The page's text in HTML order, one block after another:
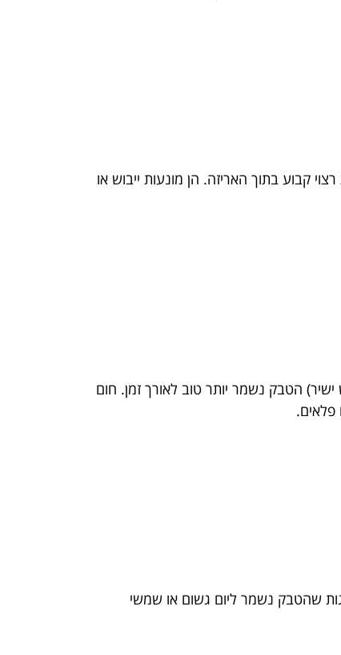
קבוע בתוך האריזה. הן מונעות ייבוש או
נמוכה יחסית (סביבה של 15-20 מעלות בלי אור שמש ישיר) הטבק נשמר יותר טוב לאורך זמן. חום
פלאים.
שהטבק נשמר ליום גשום או שמשי